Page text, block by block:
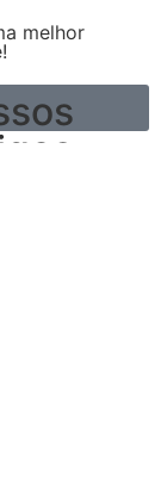
melhor